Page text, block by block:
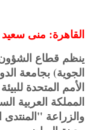
القاهرة: منى سعيد
ينظم قطاع الشؤون
الجوية) بجامعة
الأمم المتحدة
المملكة العربية
والزراعة "المنتدى